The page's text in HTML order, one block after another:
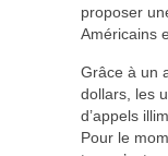
proposer
Américains
Grâce à un
dollars, les
d’appels
Pour le